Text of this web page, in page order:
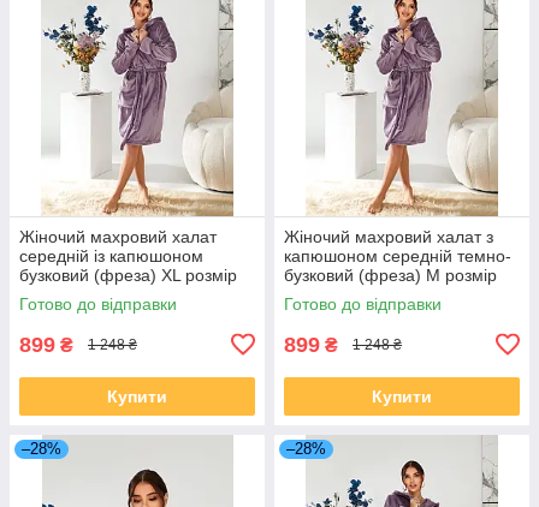
Жіночий махровий халат
середній із капюшоном
бузковий (фреза) XL розмір
50
Готово до відправки
899 ₴ 1 248 ₴
Купити
Жіночий махровий халат з
капюшоном середній темно-
бузковий (фреза) М розмір
46
Готово до відправки
899 ₴ 1 248 ₴
Купити
–28% –28%